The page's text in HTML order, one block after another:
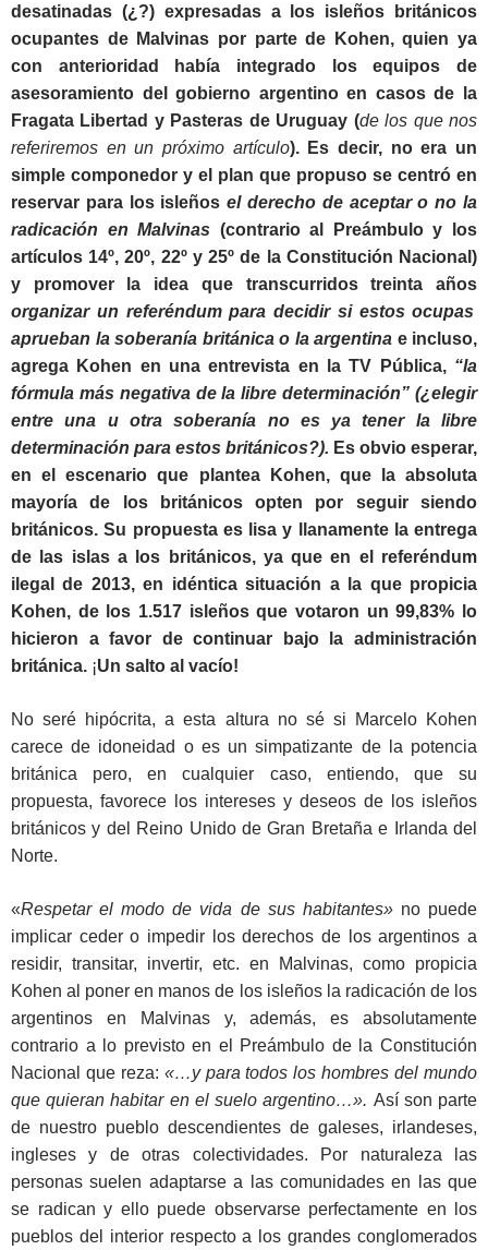
desatinadas (¿?) expresadas a los isleños británicos
ocupantes de Malvinas por parte de Kohen, quien ya
con anterioridad había integrado los equipos de
asesoramiento del gobierno argentino en casos de la
Fragata Libertad y Pasteras de Uruguay (de los que nos
referiremos en un próximo artículo). Es decir, no era un
simple componedor y el plan que propuso se centró en
reservar para los isleñosel derecho de aceptar o no la
radicación en Malvinas (contrario al Preámbulo y los
artículos 14º, 20º, 22º y 25º de la Constitución Nacional)
y promover la idea que transcurridos treinta años
organizar un referéndum para decidir si estos ocupas
aprueban la soberanía británica o la argentina e incluso,
agrega Kohen en una entrevista en la TV Pública, “la
fórmula más negativa de la libre determinación” (¿elegir
entre una u otra soberanía no es ya tener la libre
determinación para estos británicos?). Es obvio esperar,
en el escenario que plantea Kohen, que la absoluta
mayoría de los británicos opten por seguir siendo
británicos. Su propuesta es lisa y llanamente la entrega
de las islas a los británicos, ya que en el referéndum
ilegal de 2013, en idéntica situación a la que propicia
Kohen, de los 1.517 isleños que votaron un 99,83% lo
hicieron a favor de continuar bajo la administración
británica. ¡Un salto al vacío!
No seré hipócrita, a esta altura no sé si Marcelo Kohen
carece de idoneidad o es un simpatizante de la potencia
británica pero, en cualquier caso, entiendo, que su
propuesta, favorece los intereses y deseos de los isleños
británicos y del Reino Unido de Gran Bretaña e Irlanda del
Norte.
«Respetar el modo de vida de sus habitantes» no puede
implicar ceder o impedir los derechos de los argentinos a
residir, transitar, invertir, etc. en Malvinas, como propicia
Kohen al poner en manos de los isleños la radicación de los
argentinos en Malvinas y, además, es absolutamente
contrario a lo previsto en el Preámbulo de la Constitución
Nacional que reza: «…y para todos los hombres del mundo
que quieran habitar en el suelo argentino…». Así son parte
de nuestro pueblo descendientes de galeses, irlandeses,
ingleses y de otras colectividades. Por naturaleza las
personas suelen adaptarse a las comunidades en las que
se radican y ello puede observarse perfectamente en los
pueblos del interior respecto a los grandes conglomerados